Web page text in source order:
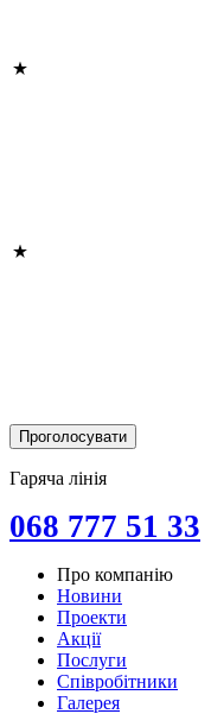
Гаряча лінія
068 777 51 33
Про компанію
Новини
Проекти
Акції
Послуги
Співробітники
Галерея